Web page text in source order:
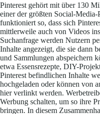
Pinterest gehört mit über 130
einer der größten Social-
funktioniert so, dass sich
mittlerweile auch von Videos
Suchanfrage werden Nutzern
Inhalte angezeigt, die sie dann
und Sammlungen abspeichern
etwa Essensrezepte, DIY-
Pinterest befindlichen Inhalte
hochgeladen oder können von
hier verlinkt werden.
Werbung schalten, um so ihre
bringen. In diesem